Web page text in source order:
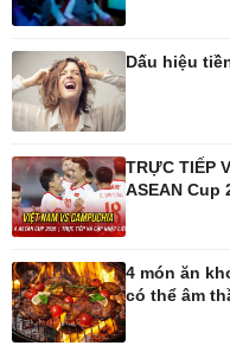
Vụ án
Tin nóng
Tư vấn luật
Ô tô - Xe máy
Dấu hiệu
TRỰC TIẾP
ASEAN Cup
4 món ăn
có thể âm